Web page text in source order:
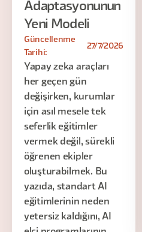
Adaptasyonunun
Yeni Modeli
Güncellenme
Tarihi:
27/7/2026
Yapay zeka araçları
her geçen gün
değişirken, kurumlar
için asıl mesele tek
seferlik eğitimler
vermek değil, sürekli
öğrenen ekipler
oluşturabilmek. Bu
yazıda, standart AI
eğitimlerinin neden
yetersiz kaldığını, AI